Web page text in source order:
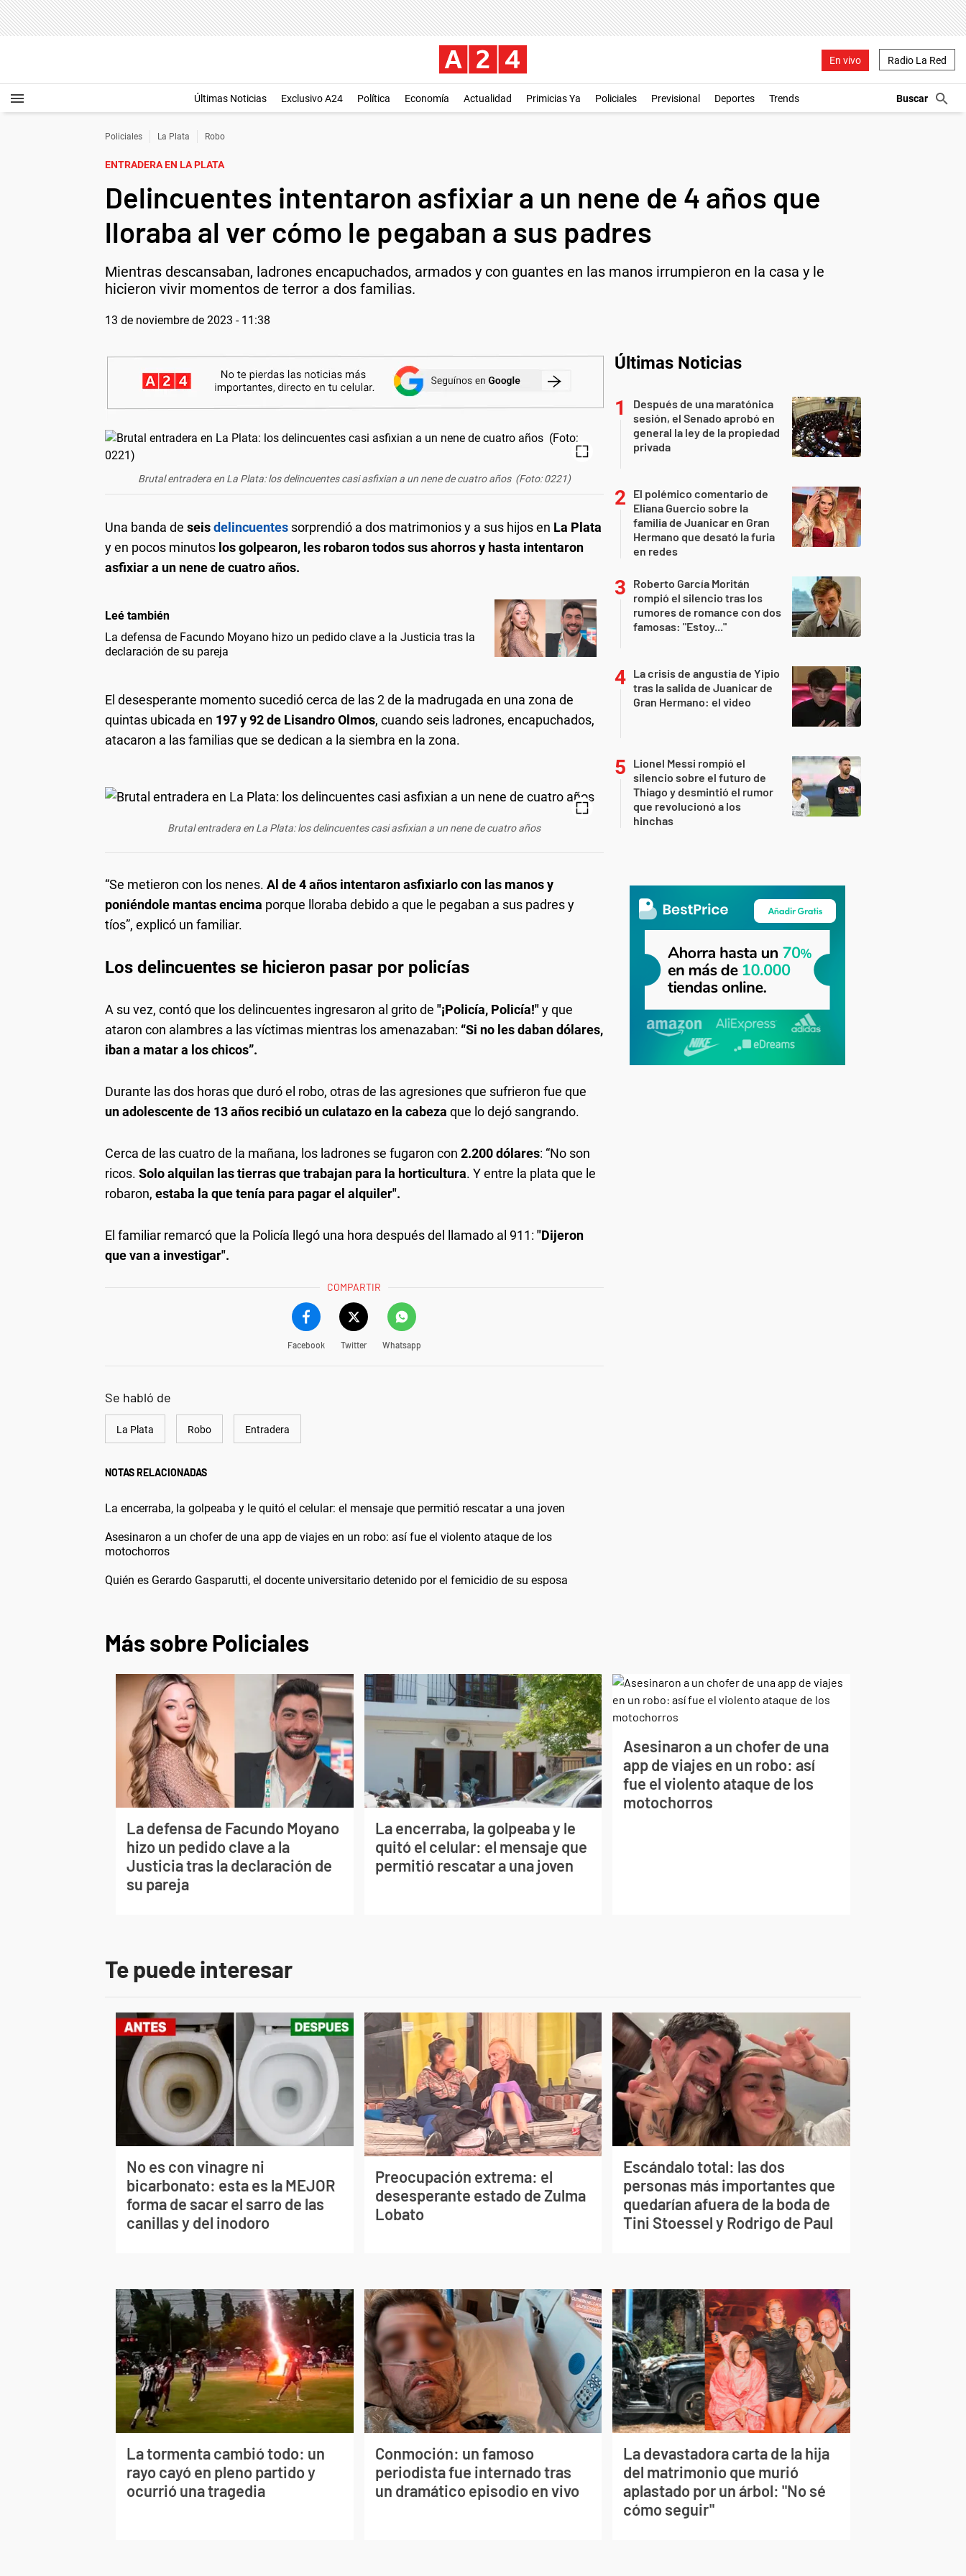
En vivo Radio La Red
Últimas Noticias Exclusivo A24 Política Economía Actualidad Primicias Ya Policiales Previsional Deportes Trends
Policiales La Plata Robo
ENTRADERA EN LA PLATA
Delincuentes intentaron asfixiar a un nene de 4 años que
lloraba al ver cómo le pegaban a sus padres
Mientras descansaban, ladrones encapuchados, armados y con guantes en las manos irrumpieron en la casa y le
hicieron vivir momentos de terror a dos familias.
13 de noviembre de 2023 - 11:38
Brutal entradera en La Plata: los delincuentes casi asfixian a un nene de cuatro años (Foto: 0221)
Una banda de seisdelincuentes sorprendió a dos matrimonios y a sus hijos en La Plata
y en pocos minutos los golpearon, les robaron todos sus ahorros y hasta intentaron
asfixiar a un nene de cuatro años.
Leé también
La defensa de Facundo Moyano hizo un pedido clave a la Justicia tras la
declaración de su pareja
El desesperante momento sucedió cerca de las 2 de la madrugada en una zona de
quintas ubicada en 197 y 92 de Lisandro Olmos, cuando seis ladrones, encapuchados,
atacaron a las familias que se dedican a la siembra en la zona.
Brutal entradera en La Plata: los delincuentes casi asfixian a un nene de cuatro años
“Se metieron con los nenes. Al de 4 años intentaron asfixiarlo con las manos y
poniéndole mantas encima porque lloraba debido a que le pegaban a sus padres y
tíos”, explicó un familiar.
Los delincuentes se hicieron pasar por policías
A su vez, contó que los delincuentes ingresaron al grito de "¡Policía, Policía!"y que
ataron con alambres a las víctimas mientras los amenazaban: “Si no les daban dólares,
iban a matar a los chicos”.
Durante las dos horas que duró el robo, otras de las agresiones que sufrieron fue que
un adolescente de 13 años recibió un culatazo en la cabeza que lo dejó sangrando.
Cerca de las cuatro de la mañana, los ladrones se fugaron con 2.200 dólares: “No son
ricos. Solo alquilan las tierras que trabajan para la horticultura. Y entre la plata que le
robaron, estaba la que tenía para pagar el alquiler".
El familiar remarcó que la Policía llegó una hora después del llamado al 911: "Dijeron
que van a investigar".
COMPARTIR
Facebook Twitter Whatsapp
Se habló de
La Plata Robo Entradera
NOTAS RELACIONADAS
La encerraba, la golpeaba y le quitó el celular: el mensaje que permitió rescatar a una joven
Asesinaron a un chofer de una app de viajes en un robo: así fue el violento ataque de los
motochorros
Quién es Gerardo Gasparutti, el docente universitario detenido por el femicidio de su esposa
Últimas Noticias
Después de una maratónica
sesión, el Senado aprobó en
general la ley de la propiedad
privada
El polémico comentario de
Eliana Guercio sobre la
familia de Juanicar en Gran
Hermano que desató la furia
en redes
Roberto García Moritán
rompió el silencio tras los
rumores de romance con dos
famosas: "Estoy..."
La crisis de angustia de Yipio
tras la salida de Juanicar de
Gran Hermano: el video
Lionel Messi rompió el
silencio sobre el futuro de
Thiago y desmintió el rumor
que revolucionó a los
hinchas
Más sobre Policiales
La defensa de Facundo Moyano
hizo un pedido clave a la
Justicia tras la declaración de
su pareja
La encerraba, la golpeaba y le
quitó el celular: el mensaje que
permitió rescatar a una joven
Asesinaron a un chofer de una
app de viajes en un robo: así
fue el violento ataque de los
motochorros
Te puede interesar
No es con vinagre ni
bicarbonato: esta es la MEJOR
forma de sacar el sarro de las
canillas y del inodoro
Preocupación extrema: el
desesperante estado de Zulma
Lobato
Escándalo total: las dos
personas más importantes que
quedarían afuera de la boda de
Tini Stoessel y Rodrigo de Paul
La tormenta cambió todo: un
rayo cayó en pleno partido y
ocurrió una tragedia
Conmoción: un famoso
periodista fue internado tras
un dramático episodio en vivo
La devastadora carta de la hija
del matrimonio que murió
aplastado por un árbol: "No sé
cómo seguir"